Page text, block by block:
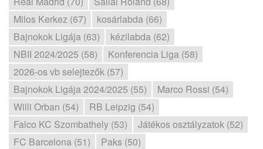
Milos Kerkez (67)
kosárlabda (66)
Bajnokok Ligája (63)
kézilabda (62)
NBII 2024/2025 (58)
Konferencia Liga (58)
2026-os vb selejtezők (57)
Bajnokok Ligája 2024/2025 (55)
Marco Rossi (54)
Willi Orban (54)
RB Leipzig (54)
Falco KC Szombathely (53)
Játékos osztályzatok (52)
FC Barcelona (51)
Paks (50)